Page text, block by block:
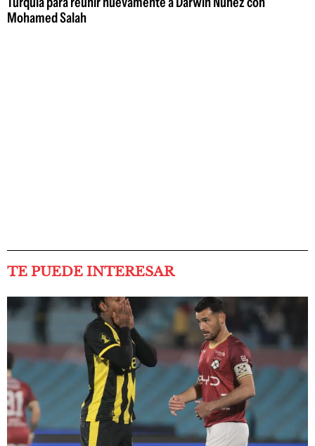
Mohamed Salah
TE PUEDE INTERESAR